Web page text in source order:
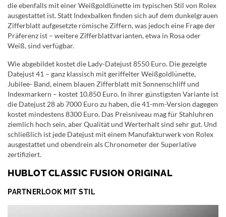
die ebenfalls mit einer Weißgoldlünette im typischen Stil von Rolex
ausgestattet ist. Statt Indexbalken finden sich auf dem dunkelgrauen
Zifferblatt aufgesetzte römische Ziffern, was jedoch eine Frage der
Präferenz ist – weitere Zifferblattvarianten, etwa in Rosa oder
Weiß, sind verfügbar.
Wie abgebildet kostet die Lady-Datejust 8550 Euro. Die gezeigte
Datejust 41 – ganz klassisch mit geriffelter Weißgoldlünette,
Jubilee- Band, einem blauen Zifferblatt mit Sonnenschliff und
Indexmarkern – kostet 10.850 Euro. In ihrer günstigsten Variante ist
die Datejust 28 ab 7000 Euro zu haben, die 41-mm-Version dagegen
kostet mindestens 8300 Euro. Das Preisniveau mag für Stahluhren
ziemlich hoch sein, aber Qualität und Werterhalt sind sehr gut. Und
schließlich ist jede Datejust mit einem Manufakturwerk von Rolex
ausgestattet und obendrein als Chronometer der Superlative
zertifiziert.
HUBLOT CLASSIC FUSION ORIGINAL
PARTNERLOOK MIT STIL